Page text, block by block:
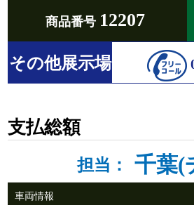
商品番号 12207
その他展示場
支払総額
担当： 千葉(
車両情報